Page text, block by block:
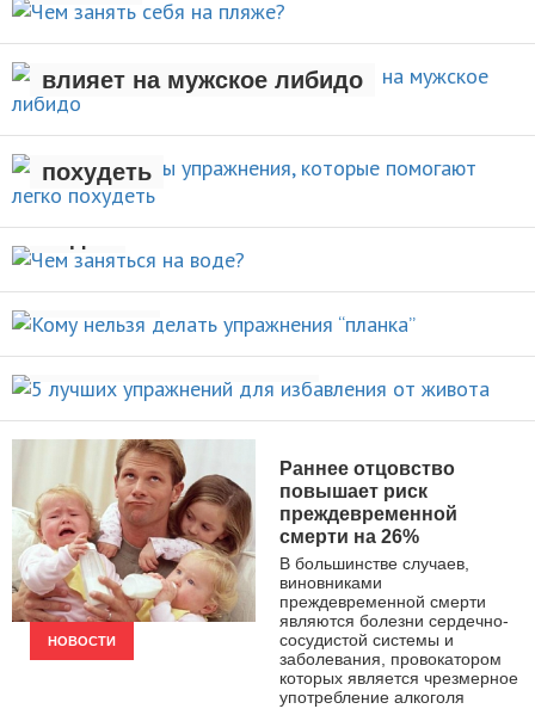
АКТИВНЫЙ ОТДЫХ
Рождение ребенка негативно
влияет на мужское либидо
НОВОСТИ
Стали известны упражнения,
которые помогают легко
похудеть
НОВОСТИ
Чем заняться на
воде?
ВИДЫ СПОРТА
Кому нельзя делать упражнения
“планка”
НОВОСТИ
5 лучших упражнений для
избавления от живота
ПОХУДЕНИЕ
НОВОСТИ
Раннее отцовство
повышает риск
преждевременной
смерти на 26%
В большинстве случаев,
виновниками
преждевременной смерти
являются болезни сердечно-
сосудистой системы и
заболевания, провокатором
которых является чрезмерное
употребление алкоголя